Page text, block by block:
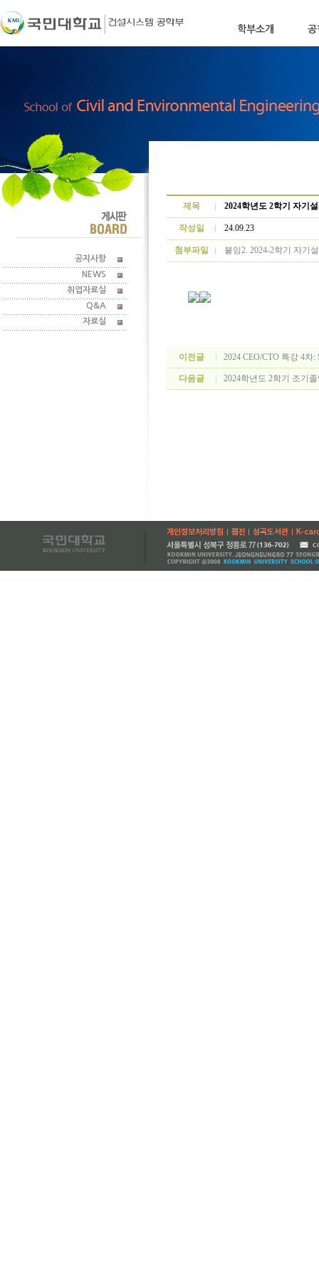
학부소개 공
공지사항
NEWS
취업자료실
Q&A
자료실
제목 2024학년도 2학기 자기
작성일 24.09.23
첨부파일 붙임2. 2024-2학기 자기
이전글 2024 CEO/CTO 특강 4차
다음글 2024학년도 2학기 조기